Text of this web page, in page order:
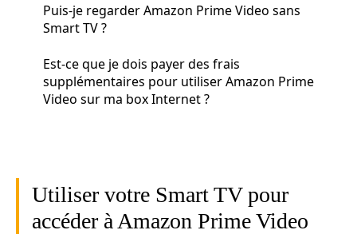
Puis-je regarder Amazon Prime Video sans
Smart TV ?
Est-ce que je dois payer des frais
supplémentaires pour utiliser Amazon Prime
Video sur ma box Internet ?
Utiliser votre Smart TV pour
accéder à Amazon Prime Video